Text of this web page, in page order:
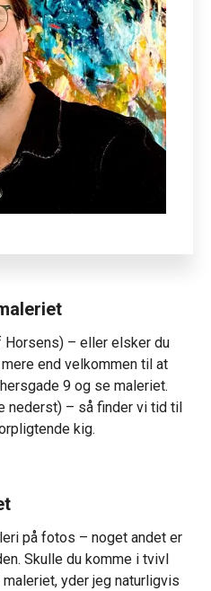
Horsens) – eller elsker du
end velkommen til at
9 og se maleriet.
nederst) – så finder vi tid til
kig.
på fotos – noget andet er
Skulle du komme i tvivl
yder jeg naturligvis